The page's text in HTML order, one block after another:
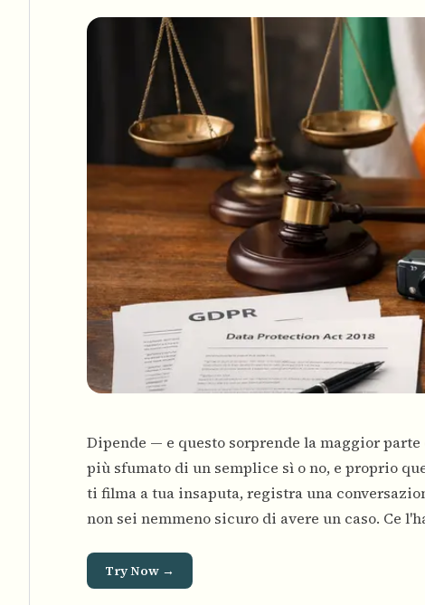
Dipende — e questo sorprende la maggior
più sfumato di un semplice sì o no, e proprio
ti filma a tua insaputa, registra una
non sei nemmeno sicuro di avere un caso. Ce
Try Now →